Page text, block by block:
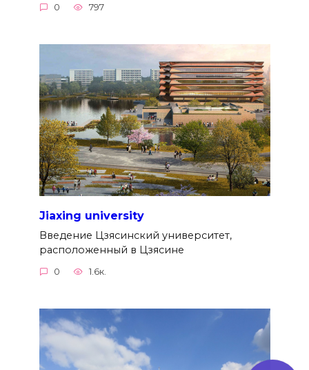
0 797
Jiaxing university
Введение Цзясинский университет,
расположенный в Цзясине
0 1.6к.